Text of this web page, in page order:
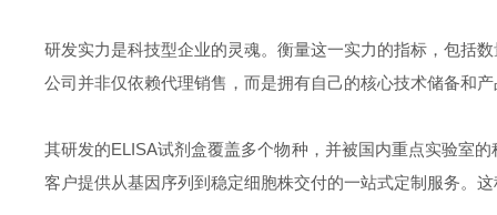
研发实力是科技型企业的灵魂。衡量这一实力的指标，包括
公司并非仅依赖代理销售，而是拥有自己的核心技术储备和
其研发的ELISA试剂盒覆盖多个物种，并被国内重点实验室
客户提供从基因序列到稳定细胞株交付的一站式定制服务。